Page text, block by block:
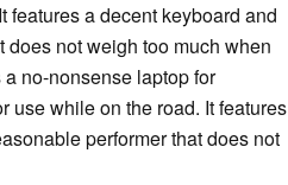
features a decent keyboard and
not weigh too much when
no-nonsense laptop for
use while on the road. It features
performer that does not